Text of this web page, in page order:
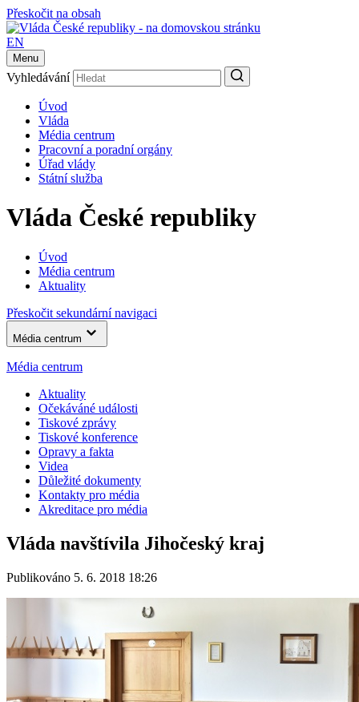
Přeskočit na obsah
EN
Menu
Vyhledávání
Úvod
Vláda
Média centrum
Pracovní a poradní orgány
Úřad vlády
Státní služba
Vláda České republiky
Úvod
Média centrum
Aktuality
Přeskočit sekundární navigaci
Média centrum
Média centrum
Aktuality
Očekáváné události
Tiskové zprávy
Tiskové konference
Opravy a fakta
Videa
Důležité dokumenty
Kontakty pro média
Akreditace pro média
Vláda navštívila Jihočeský kraj
Publikováno 5. 6. 2018 18:26